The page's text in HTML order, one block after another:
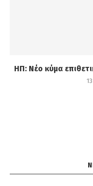
ΗΠ: Νέο κύμα